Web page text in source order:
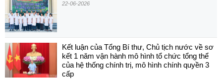
22-06-2026
Kết luận của Tổng Bí thư, Chủ tịch nước về sơ
kết 1 năm vận hành mô hình tổ chức tổng thể
của hệ thống chính trị, mô hình chính quyền 3
cấp